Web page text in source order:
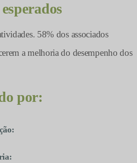
58% dos associados
a melhoria do desempenho dos
por: